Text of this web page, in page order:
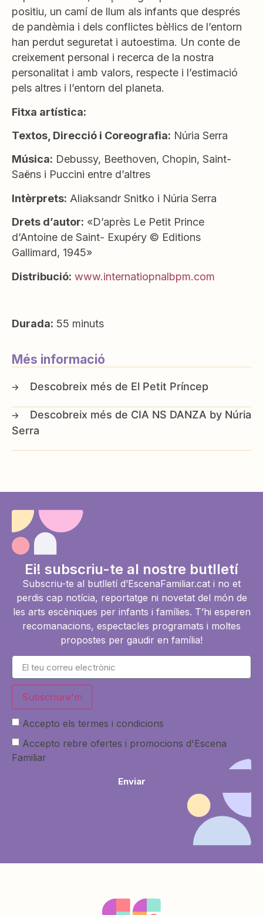
positiu, un camí de llum als infants que després
de pandèmia i dels conflictes bèl·lics de l’entorn
han perdut seguretat i autoestima. Un conte de
creixement personal i recerca de la nostra
personalitat i amb valors, respecte i l’estimació
pels altres i l’entorn del planeta.
Fitxa artística:
Textos, Direcció i Coreografia: Núria Serra
Música: Debussy, Beethoven, Chopin, Saint-
Saëns i Puccini entre d’altres
Intèrprets: Aliaksandr Snitko i Núria Serra
Drets d’autor: «D’après Le Petit Prince
d’Antoine de Saint- Exupéry © Editions
Gallimard, 1945»
Distribució: www.internatiopnalbpm.com
Durada: 55 minuts
Més informació
El Petit Príncep
CIA NS DANZA by Núria
Serra
Ei! subscriu-te al nostre butlletí
Subscriu-te al butlletí d’EscenaFamiliar.cat i no et
perdis cap notícia, reportatge ni novetat del món de
les arts escèniques per infants i famílies. T’hi esperen
recomanacions, espectacles programats i moltes
propostes per gaudir en família!
Subscriure'm
Accepto els termes i condicions
Accepto rebre ofertes i promocions d'Escena
Familiar
Enviar